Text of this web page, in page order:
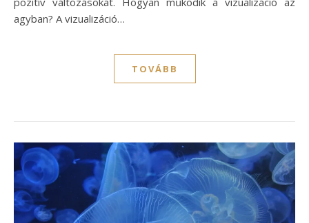
agyban? A vizualizáció…
TOVÁBB